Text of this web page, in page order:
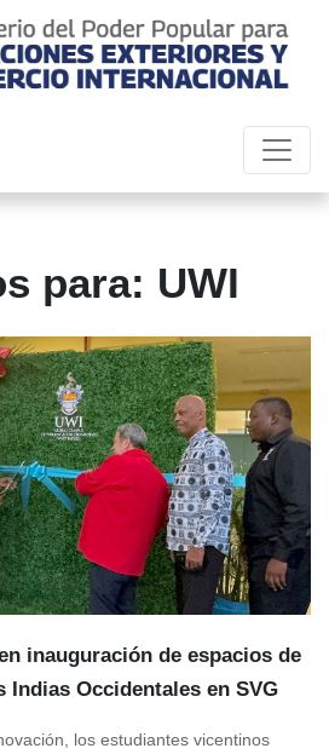
para: UWI
inauguración de espacios de
Indias Occidentales en SVG
los estudiantes vicentinos